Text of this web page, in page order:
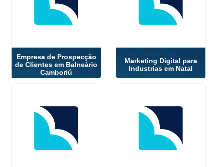
Empresa de Prospecção
de Clientes em Balneário
Camboriú
Marketing Digital para
Industrias em Natal